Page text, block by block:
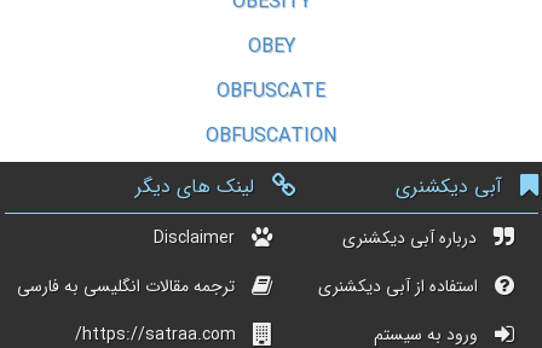
OBEY
OBFUSCATE
OBFUSCATION
آبی دیکشنری
درباره آبی دیکشنری
استفاده از آبی دیکشنری
ورود به سیستم
لینک های دیگر
Disclaimer
ترجمه مقالات انگلیسی به فارسی
https://satraa.com/